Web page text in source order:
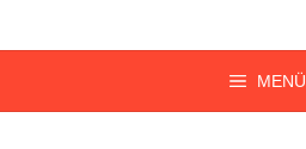
MENÜ